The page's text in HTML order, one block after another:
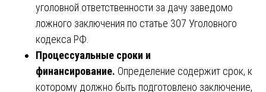
уголовной ответственности за дачу заведомо
ложного заключения по статье 307 Уголовного
кодекса РФ.
Процессуальные сроки и
финансирование. Определение содержит срок, к
которому должно быть подготовлено заключение,